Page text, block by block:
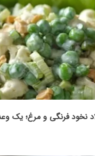
نخود فرنگی و مرغ؛ یک